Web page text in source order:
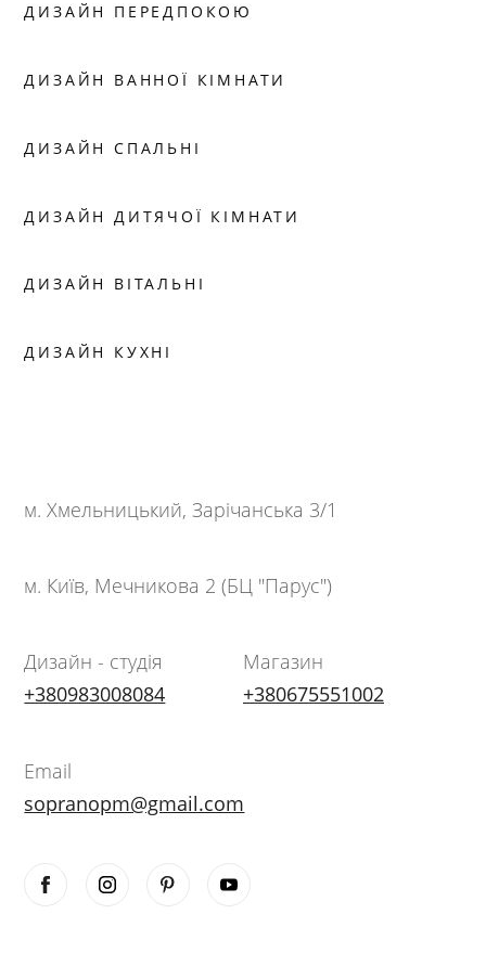
м. Хмельницький, Зарічанська 3/1
м. Київ, Мечникова 2 (БЦ "Парус")
Дизайн - студія
+380983008084
Магазин
+380675551002
Email
sopranopm@gmail.com
ДИЗАЙН ПЕРЕДПОКОЮ
ДИЗАЙН ВАННОЇ КІМНАТИ
ДИЗАЙН СПАЛЬНІ
ДИЗАЙН ДИТЯЧОЇ КІМНАТИ
ДИЗАЙН ВІТАЛЬНІ
ДИЗАЙН КУХНІ